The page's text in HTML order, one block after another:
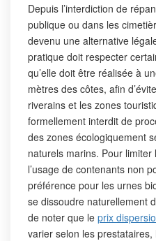
Depuis l’interdiction de
publique ou dans les
devenu une alternative
pratique doit respecter
qu’elle doit être réalisée à
mètres des côtes, afin
riverains et les zones
formellement interdit de
des zones écologiquement
naturels marins. Pour limiter
l’usage de contenants non
préférence pour les urnes
se dissoudre naturellement
de noter que le prix
varier selon les